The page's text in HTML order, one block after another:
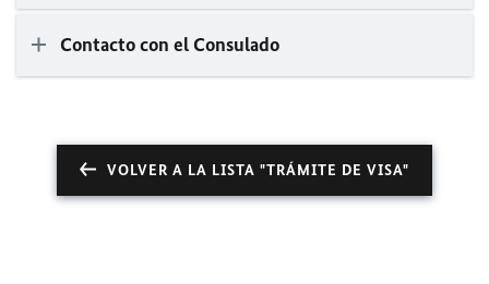
Contacto con el Consulado
VOLVER A LA LISTA "TRÁMITE DE VISA"